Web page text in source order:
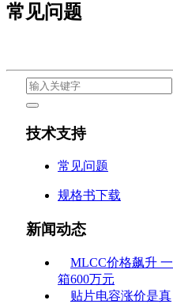
常见问题
技术支持
常见问题
规格书下载
新闻动态
MLCC价格飙升 一
箱600万元
贴片电容涨价是真